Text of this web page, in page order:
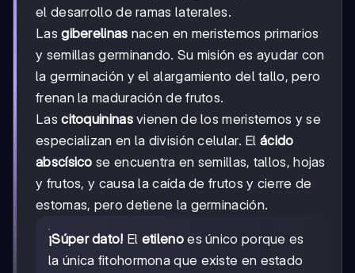
el desarrollo de ramas laterales.
Lasgiberelinas nacen en meristemos primarios
y semillas germinando. Su misión es ayudar con
la germinación y el alargamiento del tallo, pero
frenan la maduración de frutos.
Lascitoquininasvienen de los meristemos y se
especializan en la división celular. Elácido
abscísico se encuentra en semillas, tallos, hojas
y frutos, y causa la caída de frutos y cierre de
estomas, pero detiene la germinación.
¡Súper dato! El etilenoes único porque es
la única fitohormona que existe en estado